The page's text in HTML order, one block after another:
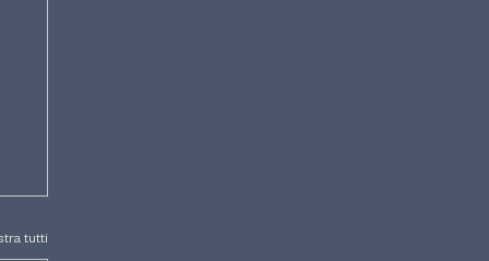
tutti